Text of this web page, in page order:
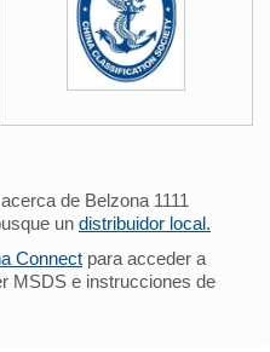
de Belzona 1111
un distribuidor local.
Connect para acceder a
MSDS e instrucciones de